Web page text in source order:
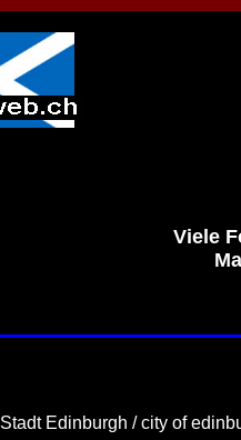
Viele
Stadt Edinburgh / city of